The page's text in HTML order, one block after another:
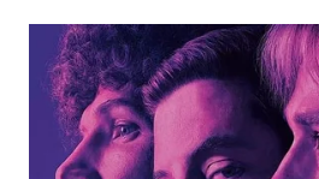
WN
BOGOR
WN
DEPOK